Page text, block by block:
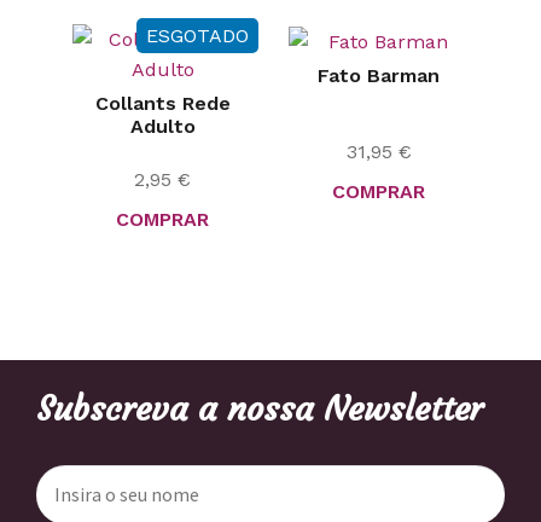
ESGOTADO
Collants Rede
Adulto
2,95 €
COMPRAR
Fato Barman
31,95 €
COMPRAR
Subscreva a nossa Newsletter